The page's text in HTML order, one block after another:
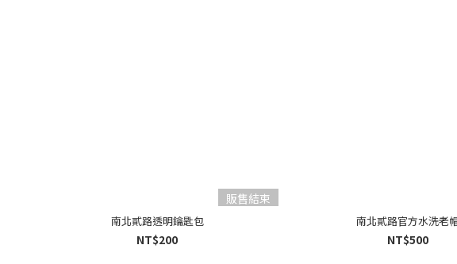
販售結束
南北貳路透明鑰匙包
NT$200
南北貳路官方水洗老
NT$500